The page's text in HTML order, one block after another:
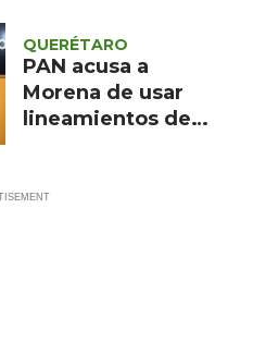
QUERÉTARO
PAN acusa a
Morena de usar
lineamientos de
medios